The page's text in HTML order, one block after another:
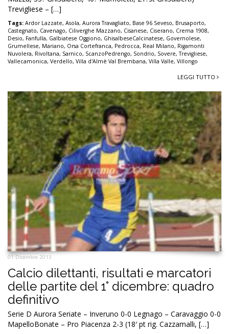
Trevigliese – […]
Tags: Ardor Lazzate, Asola, Aurora Travagliato, Base 96 Seveso, Brusaporto,
Castegnato, Cavenago, Ciliverghe Mazzano, Cisanese, Ciserano, Crema 1908,
Desio, Fanfulla, Galbiatese Oggiono, GhisalbeseCalcinatese, Governolese,
Grumellese, Mariano, Orsa Cortefranca, Pedrocca, Real Milano, Rigamonti
Nuvolera, Rivoltana, Sarnico, ScanzoPedrengo, Sondrio, Sovere,Trevigliese,
Vallecamonica, Verdello, Villa d'Almè Val Brembana, Villa Valle, Villongo
LEGGI TUTTO
01 Dicembre 2013
Calcio dilettanti, risultati e marcatori
delle partite del 1° dicembre: quadro
definitivo
Serie D Aurora Seriate – Inveruno 0-0 Legnago – Caravaggio 0-0
MapelloBonate – Pro Piacenza 2-3 (18′ pt rig. Cazzamalli, […]